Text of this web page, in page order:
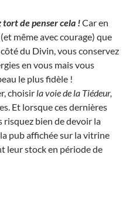
tort de penser cela !Car en
même avec courage) que
du Divin, vous conservez
en vous mais vous
le plus fidèle !
choisir la voie de la Tiédeur,
Et lorsque ces dernières
risquez bien de devoir la
pub affichée sur la vitrine
leur stock en période de